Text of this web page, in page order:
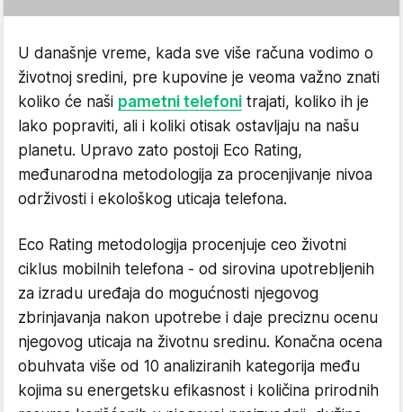
U današnje vreme, kada sve više računa vodimo o
životnoj sredini, pre kupovine je veoma važno znati
koliko će naši pametni telefoni trajati, koliko ih je
lako popraviti, ali i koliki otisak ostavljaju na našu
planetu. Upravo zato postoji Eco Rating,
međunarodna metodologija za procenjivanje nivoa
održivosti i ekološkog uticaja telefona.
Eco Rating metodologija procenjuje ceo životni
ciklus mobilnih telefona - od sirovina upotrebljenih
za izradu uređaja do mogućnosti njegovog
zbrinjavanja nakon upotrebe i daje preciznu ocenu
njegovog uticaja na životnu sredinu. Konačna ocena
obuhvata više od 10 analiziranih kategorija među
kojima su energetsku efikasnost i količina prirodnih